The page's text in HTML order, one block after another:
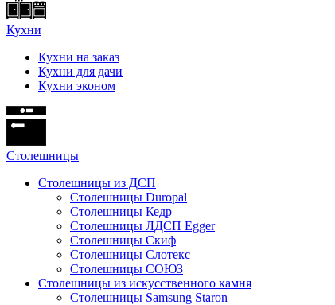
Кухни
Кухни на заказ
Кухни для дачи
Кухни эконом
Cтолешницы
Столешницы из ДСП
Столешницы Duropal
Столешницы Кедр
Столешницы ЛДСП Egger
Столешницы Скиф
Столешницы Слотекс
Столешницы СОЮЗ
Столешницы из искусственного камня
Столешницы Samsung Staron